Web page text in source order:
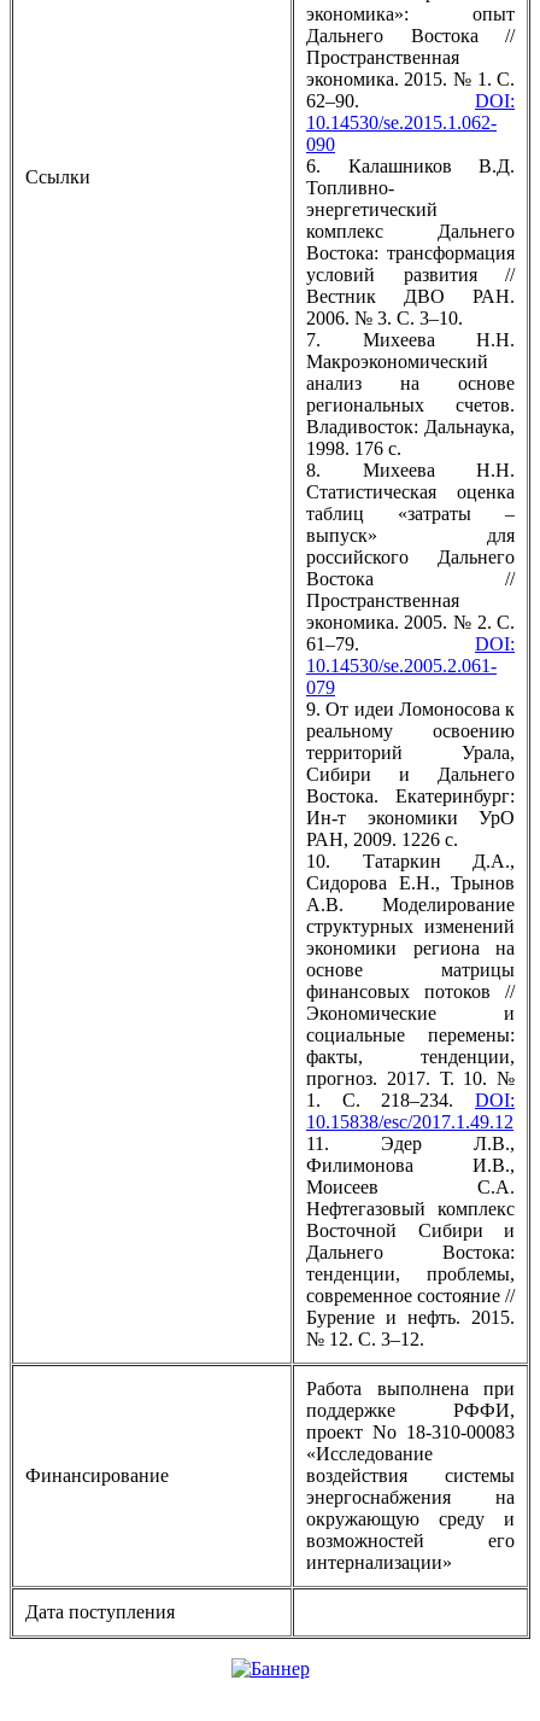
Ссылки
экономика»: опыт
Дальнего Востока //
Пространственная
экономика. 2015. № 1. С.
62–90. DOI:
10.14530/se.2015.1.062-
090
6. Калашников В.Д.
Топливно-
энергетический
комплекс Дальнего
Востока: трансформация
условий развития //
Вестник ДВО РАН.
2006. № 3. С. 3–10.
7. Михеева Н.Н.
Макроэкономический
анализ на основе
региональных счетов.
Владивосток: Дальнаука,
1998. 176 с.
8. Михеева Н.Н.
Статистическая оценка
таблиц «затраты –
выпуск» для
российского Дальнего
Востока //
Пространственная
экономика. 2005. № 2. С.
61–79. DOI:
10.14530/se.2005.2.061-
079
9. От идеи Ломоносова к
реальному освоению
территорий Урала,
Сибири и Дальнего
Востока. Екатеринбург:
Ин-т экономики УрО
РАН, 2009. 1226 с.
10. Татаркин Д.А.,
Сидорова Е.Н., Трынов
А.В. Моделирование
структурных изменений
экономики региона на
основе матрицы
финансовых потоков //
Экономические и
социальные перемены:
факты, тенденции,
прогноз. 2017. Т. 10. №
1. С. 218–234. DOI:
10.15838/esc/2017.1.49.12
11. Эдер Л.В.,
Филимонова И.В.,
Моисеев С.А.
Нефтегазовый комплекс
Восточной Сибири и
Дальнего Востока:
тенденции, проблемы,
современное состояние //
Бурение и нефть. 2015.
№ 12. С. 3–12.
Финансирование
Работа выполнена при
поддержке РФФИ,
проект No 18-310-00083
«Исследование
воздействия системы
энергоснабжения на
окружающую среду и
возможностей его
интернализации»
Дата поступления